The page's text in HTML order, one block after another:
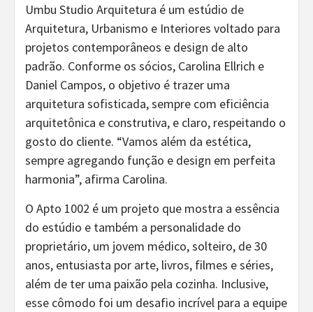
Umbu Studio Arquitetura é um estúdio de
Arquitetura, Urbanismo e Interiores voltado para
projetos contemporâneos e design de alto
padrão. Conforme os sócios, Carolina Ellrich e
Daniel Campos, o objetivo é trazer uma
arquitetura sofisticada, sempre com eficiência
arquitetônica e construtiva, e claro, respeitando o
gosto do cliente. “Vamos além da estética,
sempre agregando função e design em perfeita
harmonia”, afirma Carolina.
O Apto 1002 é um projeto que mostra a essência
do estúdio e também a personalidade do
proprietário, um jovem médico, solteiro, de 30
anos, entusiasta por arte, livros, filmes e séries,
além de ter uma paixão pela cozinha. Inclusive,
esse cômodo foi um desafio incrível para a equipe